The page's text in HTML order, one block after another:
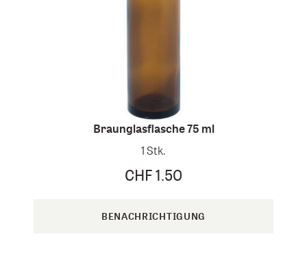
Braunglasflasche 75 ml
1 Stk.
CHF 1.50
BENACHRICHTIGUNG